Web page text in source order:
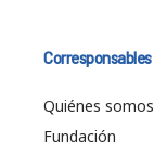
Corresponsables
Quiénes somos
Fundación